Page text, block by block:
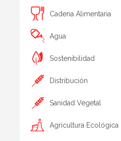
Cadena Alimentaria
Agua
Sostenibilidad
Distribución
Sanidad Vegetal
Agricultura Ecológica